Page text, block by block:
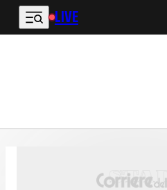
Vai al contenuto principale
LIVE